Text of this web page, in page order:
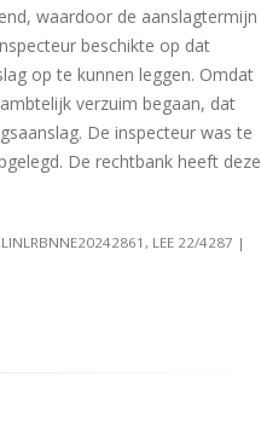
waardoor de aanslagtermijn
beschikte op dat
op te kunnen leggen. Omdat
verzuim begaan, dat
De inspecteur was te
De rechtbank heeft deze
LEE 22/4287 |